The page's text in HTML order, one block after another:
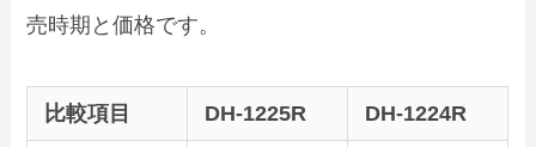
売時期と価格です。
比較項目 DH‑1225R DH‑1224R